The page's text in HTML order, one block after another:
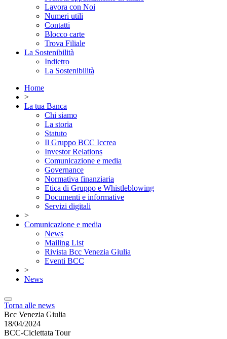
Lavora con Noi
Numeri utili
Contatti
Blocco carte
Trova Filiale
La Sostenibilità
Indietro
La Sostenibilità
Home
>
La tua Banca
Chi siamo
La storia
Statuto
Il Gruppo BCC Iccrea
Investor Relations
Comunicazione e media
Governance
Normativa finanziaria
Etica di Gruppo e Whistleblowing
Documenti e informative
Servizi digitali
>
Comunicazione e media
News
Mailing List
Rivista Bcc Venezia Giulia
Eventi BCC
>
News
Torna alle news
Bcc Venezia Giulia
18/04/2024
BCC-Ciclettata Tour